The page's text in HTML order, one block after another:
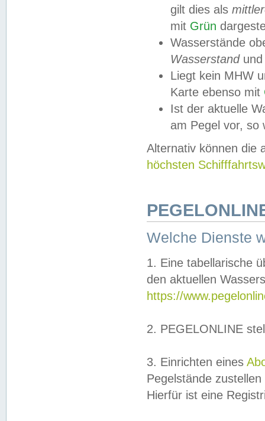
gilt dies als
mit Grün
Wasserstände
Wasserstandund
Liegt kein MHW
Karte ebenso mit
Ist der aktuelle
am Pegel vor,
Alternativ können die
höchsten
Welche Dienste
1. Eine tabellarische
den aktuellen
https://
2. PEGELONLINE
3. Einrichten eines
Pegelstände
Hierfür ist eine